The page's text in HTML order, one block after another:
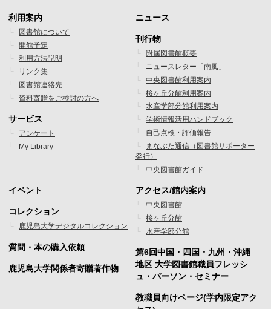
フ
ッ
タ
ー
メ
ニ
ュ
1
利用案内
図書館について
開館予定
利用方法説明
リンク集
図書館連絡先
資料寄贈をご検討の方へ
サービス
アンケート
My Library
フ
ッ
タ
ー
メ
ニ
ュ
ー
2
ニュース
刊行物
附属図書館概要
ニュースレター「南風」
中央図書館利用案内
桜ヶ丘分館利用案内
水産学部分館利用案内
学術情報活用ハンドブック
自己点検・評価報告
まなぶた通信（図書館サポーター
発行）
中央図書館ガイド
フ
ッ
タ
ー
イベント
コレクション
鹿児島大学デジタルコレクション
質問・本の購入依頼
鹿児島大学関係者寄贈著作物
フ
ッ
タ
ー
メ
アクセス/館内案内
中央図書館
桜ヶ丘分館
水産学部分館
第6回中国・四国・九州・沖縄
地区 大学図書館職員フレッシ
ュ・パーソン・セミナー
教職員向けページ(学内限定アク